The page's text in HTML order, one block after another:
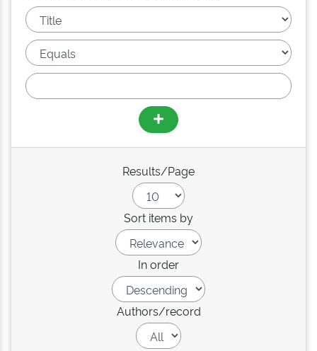
Results/Page
Sort items by
In order
Authors/record